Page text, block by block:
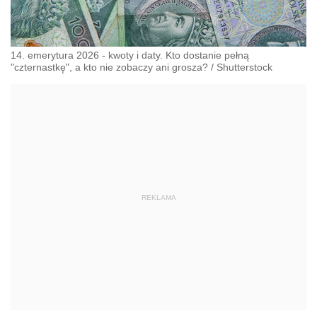
14. emerytura 2026 - kwoty i daty. Kto dostanie pełną
"czternastkę", a kto nie zobaczy ani grosza? / Shutterstock